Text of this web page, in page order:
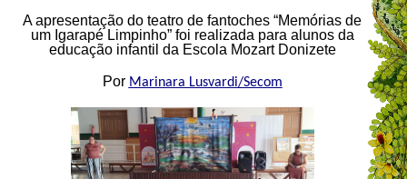
A apresentação do teatro de fantoches “Memórias de
um Igarapé Limpinho” foi realizada para alunos da
educação infantil da Escola Mozart Donizete
Por Marinara Lusvardi/Secom